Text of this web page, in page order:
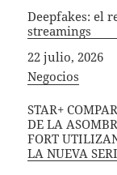
Deepfakes: el
streamings
Fecha
22 julio, 2026
In relation to
Negocios
STAR+
DE LA
FORT
LA NUEVA